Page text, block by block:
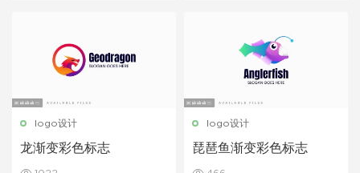
logo设计
龙渐变彩色标志
logo设计
琵琶鱼渐变彩色标志